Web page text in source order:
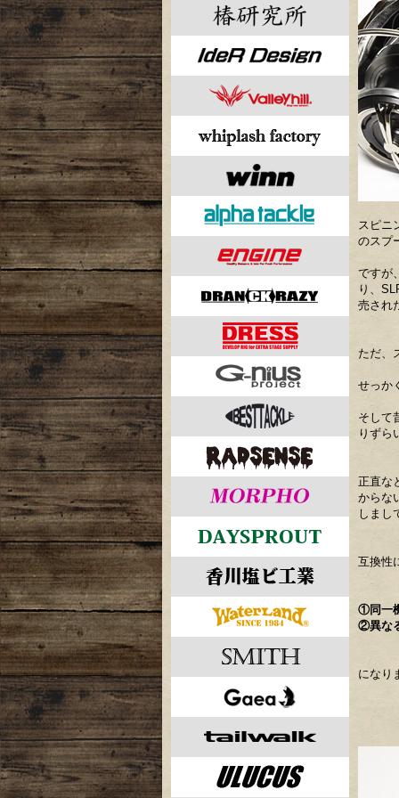
スピニ
のスプ
ですが
り、
売され
ただ、
せっか
そして
りずら
正直な
からな
しまし
互換性
①同一
②異な
になり